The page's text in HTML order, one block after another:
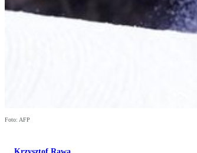
Foto: AFP